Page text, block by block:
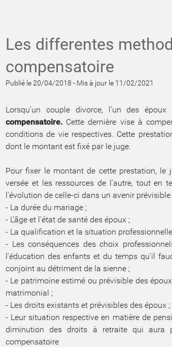
Les differentes
compensatoire
Publié le 20/04/2018 - Mis à jour le 11/02/2021
Lorsqu’un couple divorce, l’un des
compensatoire. Cette dernière vise à
conditions de vie respectives. Cette
dont le montant est fixé par le juge.
Pour fixer le montant de cette prestation, le
versée et les ressources de l’autre, tout
l’évolution de celle-ci dans un avenir
- La durée du mariage ;
- L’âge et l'état de santé des époux ;
- La qualification et la situation
- Les conséquences des choix
l'éducation des enfants et du temps qu'il
conjoint au détriment de la sienne ;
- Le patrimoine estimé ou prévisible des
matrimonial ;
- Les droits existants et prévisibles des époux ;
- Leur situation respective en matière de
diminution des droits à retraite qui aura
compensatoire